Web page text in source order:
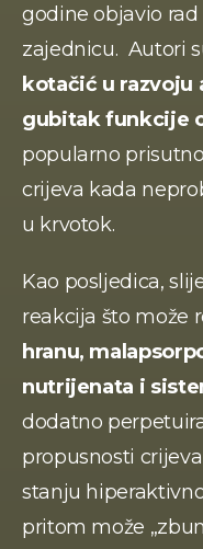
godine objavio
zajednicu.  Autori
kotačić u
gubitak funkcije
popularno
crijeva kada
u krvotok.
Kao posljedica,
reakcija što može
hranu,
nutrijenata i
dodatno
propusnosti
stanju
pritom može